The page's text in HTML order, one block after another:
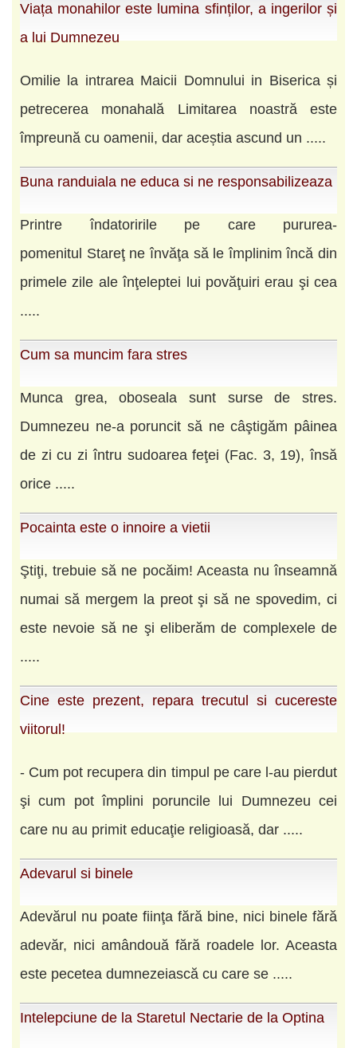
Viața monahilor este lumina sfinților, a ingerilor și
a lui Dumnezeu
Omilie la intrarea Maicii Domnului in Biserica și
petrecerea monahală Limitarea noastră este
împreună cu oamenii, dar aceștia ascund un .....
Buna randuiala ne educa si ne responsabilizeaza
Printre îndatoririle pe care pururea-
pomenitul Stareţ ne învăţa să le împlinim încă din
primele zile ale înţeleptei lui povăţuiri erau şi cea
.....
Cum sa muncim fara stres
Munca grea, oboseala sunt surse de stres.
Dumnezeu ne-a poruncit să ne câştigăm pâinea
de zi cu zi întru sudoarea feţei (Fac. 3, 19), însă
orice .....
Pocainta este o innoire a vietii
Ştiţi, trebuie să ne pocăim! Aceasta nu înseamnă
numai să mergem la preot şi să ne spovedim, ci
este nevoie să ne şi eliberăm de complexele de
.....
Cine este prezent, repara trecutul si cucereste
viitorul!
- Cum pot recupera din timpul pe care l-au pierdut
şi cum pot împlini poruncile lui Dumnezeu cei
care nu au primit educaţie religioasă, dar .....
Adevarul si binele
Adevărul nu poate fiinţa fără bine, nici binele fără
adevăr, nici amândouă fără roadele lor. Aceasta
este pecetea dumnezeiască cu care se .....
Intelepciune de la Staretul Nectarie de la Optina